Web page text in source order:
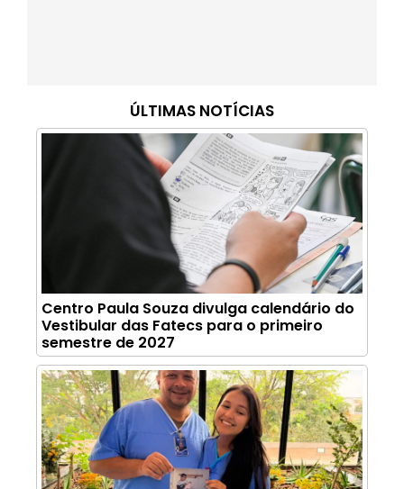
ÚLTIMAS NOTÍCIAS
Centro Paula Souza divulga calendário do
Vestibular das Fatecs para o primeiro
semestre de 2027